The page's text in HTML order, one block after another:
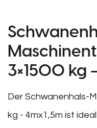
3×1500 kg
Der Schwanenhals-
kg - 4mx1,5m ist